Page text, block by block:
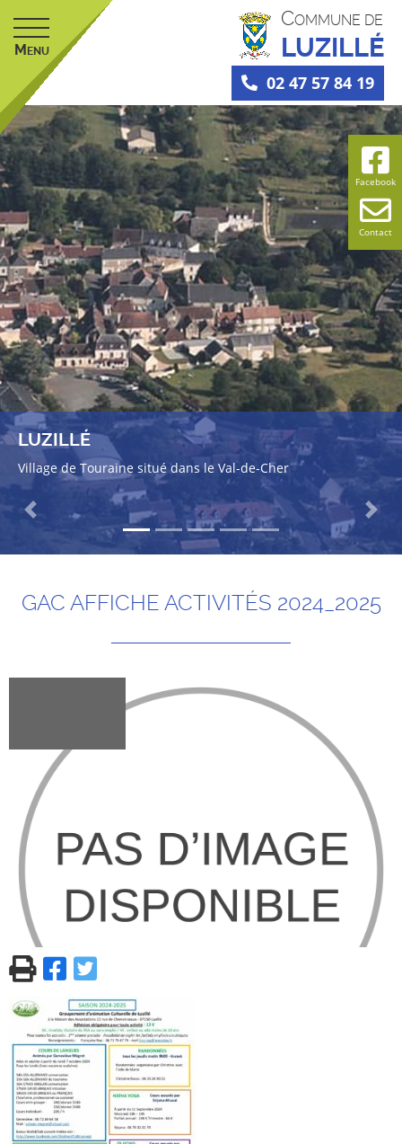
Facebook
Contact
M ENU
COMMUNE DE
LUZILLÉ
02 47 57 84 19
LUZILLÉ
Village de Touraine situé dans le Val-de-Cher
Previous Next
GAC AFFICHE ACTIVITÉS 2024_2025